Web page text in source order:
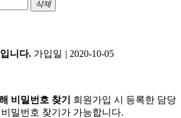
삭제
입니다. 가입일 | 2020-10-05
비밀번호 찾기
회원가입 시 등록한 담당
밀번호 찾기가 가능합니다.